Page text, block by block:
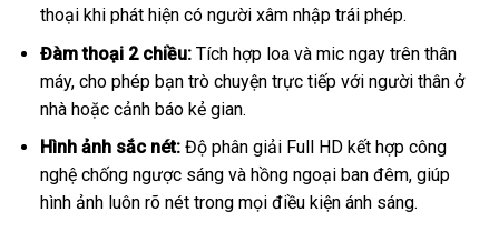
thoại khi phát hiện có người xâm nhập trái phép.
Đàm thoại 2 chiều:Tích hợp loa và mic ngay trên thân
máy, cho phép bạn trò chuyện trực tiếp với người thân ở
nhà hoặc cảnh báo kẻ gian.
Hình ảnh sắc nét:Độ phân giải Full HD kết hợp công
nghệ chống ngược sáng và hồng ngoại ban đêm, giúp
hình ảnh luôn rõ nét trong mọi điều kiện ánh sáng.